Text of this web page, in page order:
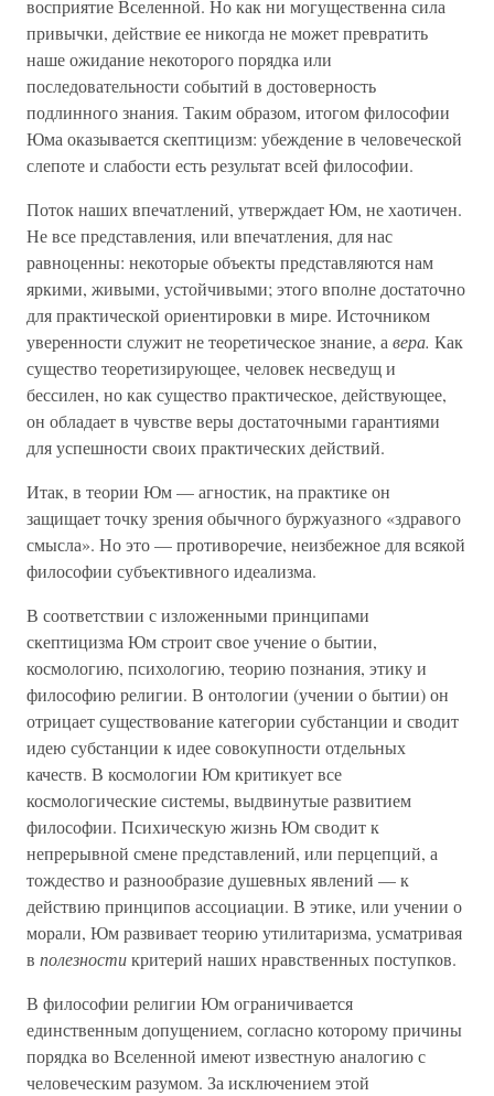
восприятие Вселенной. Но как ни могущественна сила
привычки, действие ее никогда не может превратить
наше ожидание некоторого порядка или
последовательности событий в достоверность
подлинного знания. Таким образом, итогом философии
Юма оказывается скептицизм: убеждение в человеческой
слепоте и слабости есть результат всей философии.
Поток наших впечатлений, утверждает Юм, не хаотичен.
Не все представления, или впечатления, для нас
равноценны: некоторые объекты представляются нам
яркими, живыми, устойчивыми; этого вполне достаточно
для практической ориентировки в мире. Источником
уверенности служит не теоретическое знание, а вера. Как
существо теоретизирующее, человек несведущ и
бессилен, но как существо практическое, действующее,
он обладает в чувстве веры достаточными гарантиями
для успешности своих практических действий.
Итак, в теории Юм — агностик, на практике он
защищает точку зрения обычного буржуазного «здравого
смысла». Но это — противоречие, неизбежное для всякой
философии субъективного идеализма.
В соответствии с изложенными принципами
скептицизма Юм строит свое учение о бытии,
космологию, психологию, теорию познания, этику и
философию религии. В онтологии (учении о бытии) он
отрицает существование категории субстанции и сводит
идею субстанции к идее совокупности отдельных
качеств. В космологии Юм критикует все
космологические системы, выдвинутые развитием
философии. Психическую жизнь Юм сводит к
непрерывной смене представлений, или перцепций, а
тождество и разнообразие душевных явлений — к
действию принципов ассоциации. В этике, или учении о
морали, Юм развивает теорию утилитаризма, усматривая
в полезностикритерий наших нравственных поступков.
В философии религии Юм ограничивается
единственным допущением, согласно которому причины
порядка во Вселенной имеют известную аналогию с
человеческим разумом. За исключением этой